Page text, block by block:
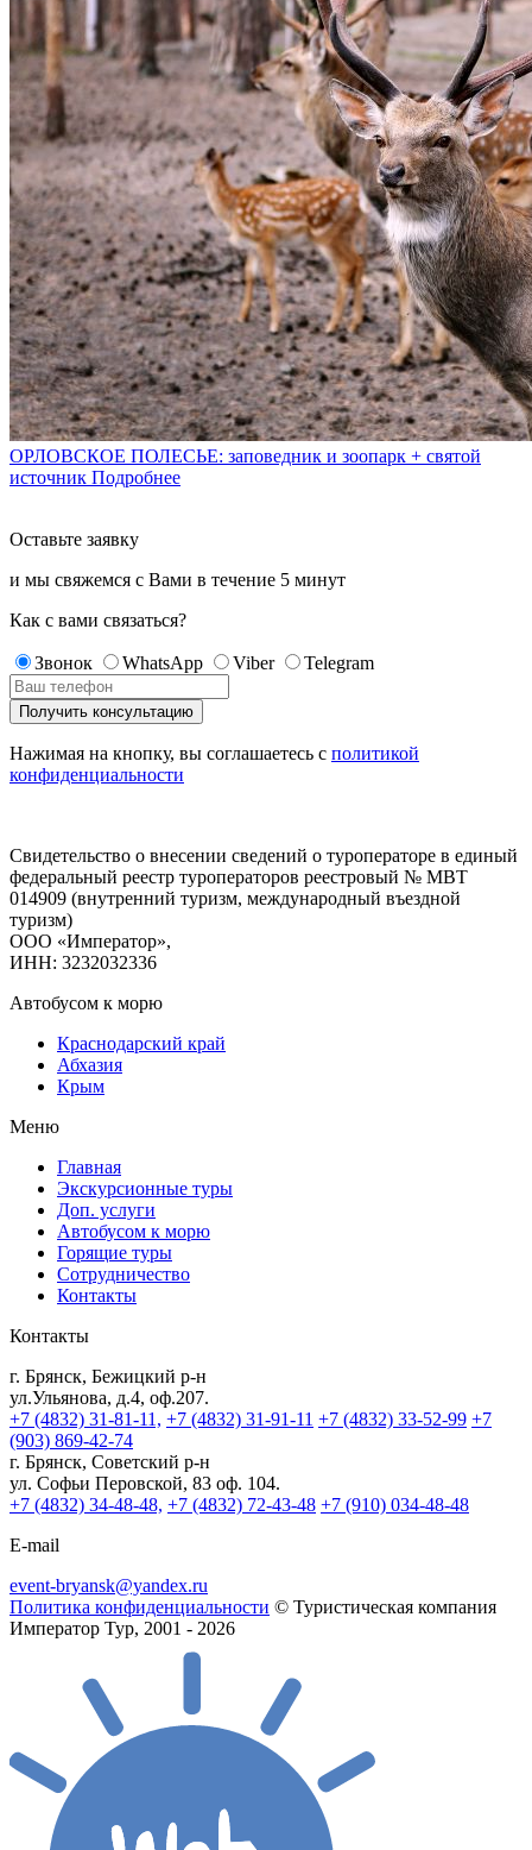
ОРЛОВСКОЕ ПОЛЕСЬЕ: заповедник и зоопарк + святой
источник Подробнее
Оставьте заявку
и мы свяжемся с Вами в течение 5 минут
Как с вами связаться?
Звонок WhatsApp Viber Telegram
Нажимая на кнопку, вы соглашаетесь с политикой
конфиденциальности
Свидетельство о внесении сведений о туроператоре в единый
федеральный реестр туроператоров реестровый № МВТ
014909 (внутренний туризм, международный въездной
туризм)
ООО «Император»,
ИНН: 3232032336
Автобусом к морю
Краснодарский край
Абхазия
Крым
Меню
Главная
Экскурсионные туры
Доп. услуги
Автобусом к морю
Горящие туры
Сотрудничество
Контакты
Контакты
г. Брянск, Бежицкий р-н
ул.Ульянова, д.4, оф.207.
+7 (4832) 31-81-11, +7 (4832) 31-91-11 +7 (4832) 33-52-99 +7
(903) 869-42-74
г. Брянск, Советский р-н
ул. Софьи Перовской, 83 оф. 104.
+7 (4832) 34-48-48, +7 (4832) 72-43-48 +7 (910) 034-48-48
E-mail
event-bryansk@yandex.ru
Политика конфиденциальности © Туристическая компания
Император Тур, 2001 - 2026